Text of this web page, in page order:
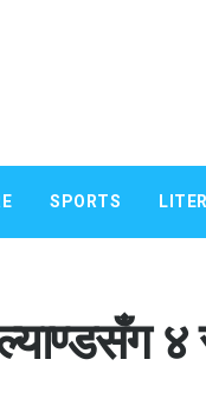
SPORTS